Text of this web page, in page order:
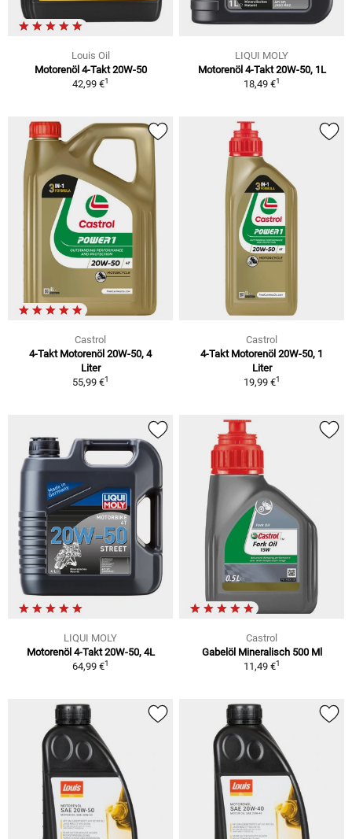
Louis Oil
Motorenöl 4-Takt 20W-50
42,99 €1
LIQUI MOLY
Motorenöl 4-Takt 20W-50, 1L
18,49 €1
Castrol
4-Takt Motorenöl 20W-50, 4
Liter
55,99 €1
Castrol
4-Takt Motorenöl 20W-50, 1
Liter
19,99 €1
LIQUI MOLY
Motorenöl 4-Takt 20W-50, 4L
64,99 €1
Castrol
Gabelöl Mineralisch 500 Ml
11,49 €1